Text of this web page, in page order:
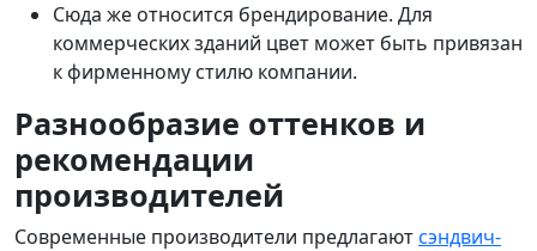
Сюда же относится брендирование. Для
коммерческих зданий цвет может быть привязан
к фирменному стилю компании.
Разнообразие оттенков и
рекомендации
производителей
Современные производители предлагаютсэндвич-